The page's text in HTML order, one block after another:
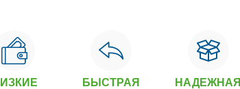
БЫСТРАЯ НАДЕЖНАЯ